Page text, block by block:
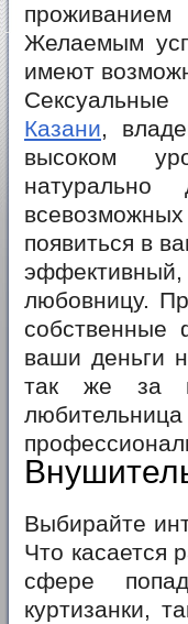
Желаемым
имеют
Казани,
высоком
натурально
появиться в
любовницу.
собственные
ваши деньги
так же за
Выбирайте
Что касается
сфере
куртизанки,